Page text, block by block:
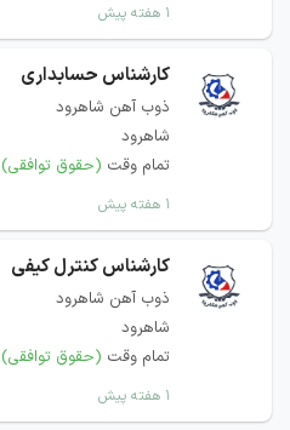
۱ هفته پیش
کارشناس حسابداری
ذوب آهن شاهرود
شاهرود
تمام وقت (حقوق توافقی)
۱ هفته پیش
کارشناس کنترل کیفی
ذوب آهن شاهرود
شاهرود
تمام وقت (حقوق توافقی)
۱ هفته پیش